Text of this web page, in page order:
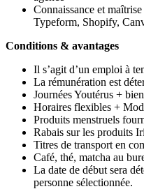
Connaissance et
Typeform, Shopify,
Conditions & avantages
Il s’agit d’un emploi à
La rémunération est
Journées Youtérus +
Horaires flexibles +
Produits menstruels
Rabais sur les produits
Titres de transport en
Café, thé, matcha au
La date de début sera
personne sélectionnée.